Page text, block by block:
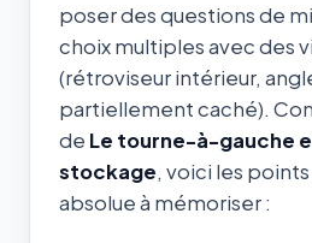
poser des questions de
choix multiples avec des
(rétroviseur intérieur,
partiellement caché).
de Le tourne-à-gauche
stockage, voici les
absolue à mémoriser :